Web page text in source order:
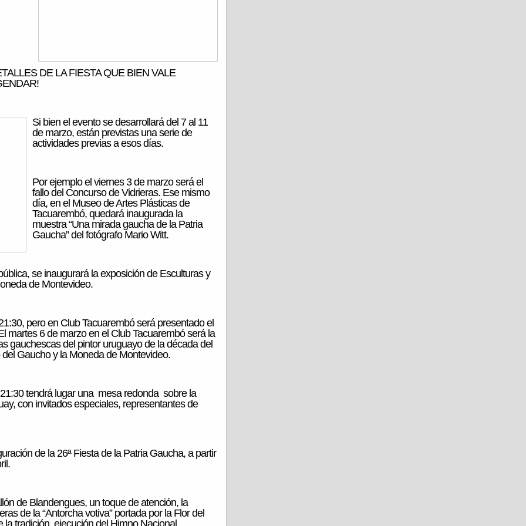
DE LA FIESTA QUE BIEN VALE
Si bien el evento se desarrollará del 7 al 11
de marzo, están previstas una serie de
actividades previas a esos días.
Por ejemplo el viernes 3 de marzo será el
fallo del Concurso de Vidrieras. Ese mismo
día, en el Museo de Artes Plásticas de
Tacuarembó, quedará inaugurada la
muestra “Una mirada gaucha de la Patria
Gaucha” del fotógrafo Mario Witt.
se inaugurará la exposición de Esculturas y
de Montevideo.
pero en Club Tacuarembó será presentado el
martes 6 de marzo en el Club Tacuarembó será la
gauchescas del pintor uruguayo de la década del
Gaucho y la Moneda de Montevideo.
tendrá lugar una mesa redonda sobre la
con invitados especiales, representantes de
de la 26ª Fiesta de la Patria Gaucha, a partir
de Blandengues, un toque de atención, la
de la “Antorcha votiva” portada por la Flor del
tradición, ejecución del Himno Nacional,